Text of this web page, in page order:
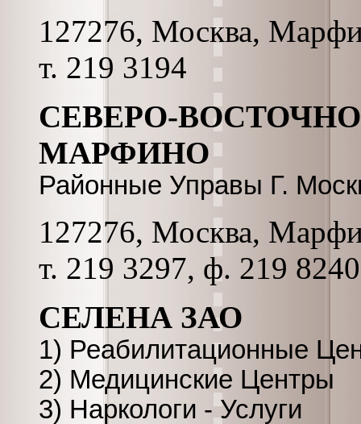
127276, Москва,
т. 219 3194
СЕВЕРО-
МАРФИНО
Районные Управы Г.
127276, Москва,
т. 219 3297, ф. 219 8240
СЕЛЕНА ЗАО
1) Реабилитационные
2) Медицинские Центры
3) Наркологи - Услуги